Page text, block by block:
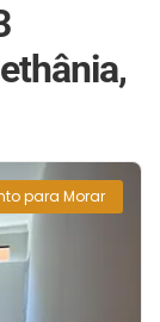
para Morar